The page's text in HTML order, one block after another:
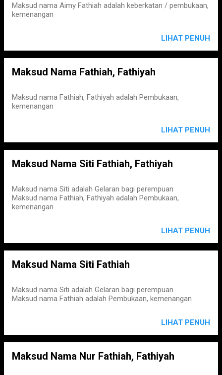
Maksud nama Aimy Fathiah adalah keberkatan / pembukaan,
kemenangan
LIHAT PENUH
Maksud Nama Fathiah, Fathiyah
Maksud nama Fathiah, Fathiyah adalah Pembukaan,
kemenangan
LIHAT PENUH
Maksud Nama Siti Fathiah, Fathiyah
Maksud nama Siti adalah Gelaran bagi perempuan
Maksud nama Fathiah, Fathiyah adalah Pembukaan,
kemenangan
LIHAT PENUH
Maksud Nama Siti Fathiah
Maksud nama Siti adalah Gelaran bagi perempuan
Maksud nama Fathiah adalah Pembukaan, kemenangan
LIHAT PENUH
Maksud Nama Nur Fathiah, Fathiyah